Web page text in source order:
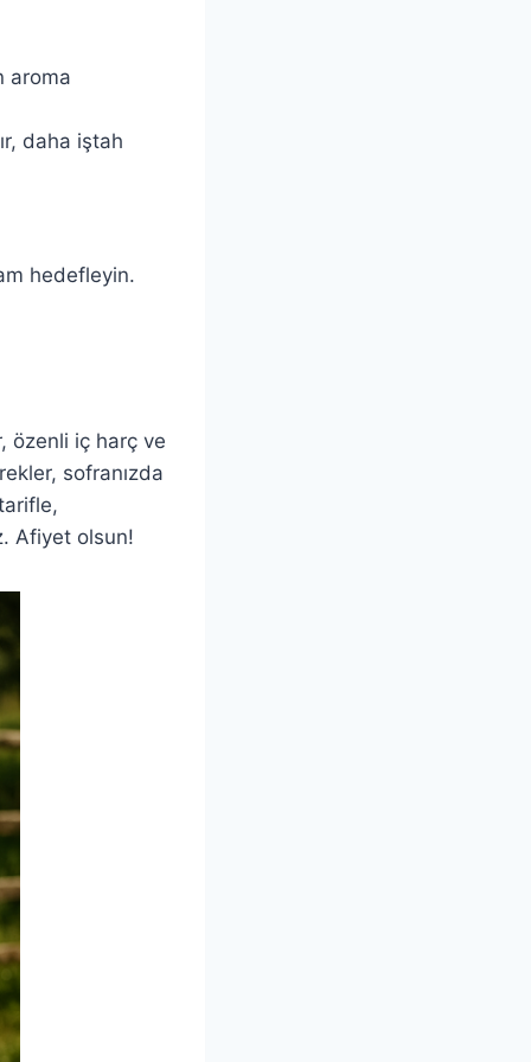
aroma
daha iştah
hedefleyin.
özenli iç harç ve
sofranızda
Afiyet olsun!